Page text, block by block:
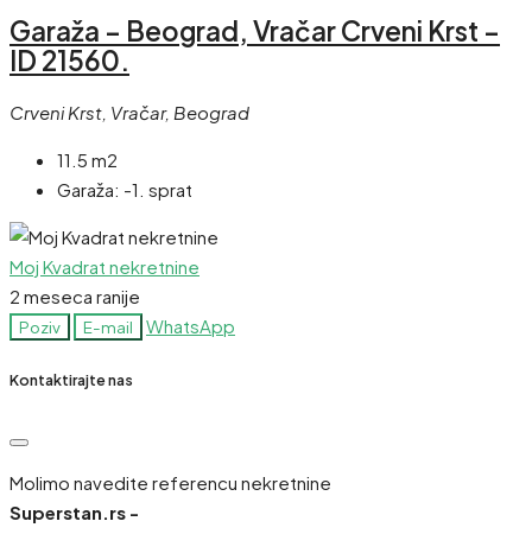
Garaža – Beograd, Vračar Crveni Krst –
ID 21560.
Crveni Krst, Vračar, Beograd
11.5 m2
Garaža: -1. sprat
Moj Kvadrat nekretnine
2 meseca ranije
Poziv E-mail WhatsApp
Kontaktirajte nas
Molimo navedite referencu nekretnine
Superstan.rs -